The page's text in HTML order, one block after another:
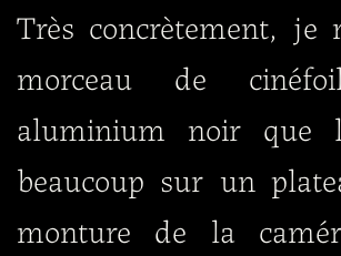
Très concrètement, je
morceau de
aluminium noir que
beaucoup sur un
monture de la